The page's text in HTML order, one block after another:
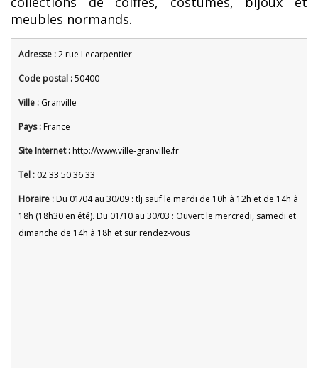
meubles normands.
Adresse :2 rue Lecarpentier
Code postal :50400
Ville : Granville
Pays :France
Site Internet :http://www.ville-granville.fr
Tel : 02 33 50 36 33
Horaire :Du 01/04 au 30/09 : tlj sauf le mardi de 10h à 12h et de 14h à
18h (18h30 en été). Du 01/10 au 30/03 : Ouvert le mercredi, samedi et
dimanche de 14h à 18h et sur rendez-vous